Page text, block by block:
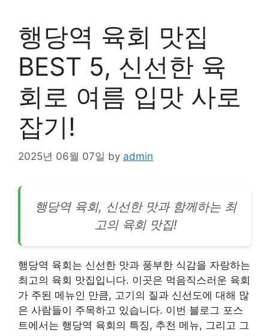
행당역 육회 맛집
BEST 5, 신선한 육
회로 여름 입맛 사로
잡기!
2025년 06월 07일 by admin
행당역 육회, 신선한 맛과 함께하는 최
고의 육회 맛집!
행당역 육회는 신선한 맛과 풍부한 식감을 자랑하는
최고의 육회 맛집입니다. 이곳은 먹음직스러운 육회
가 주된 메뉴인 만큼, 고기의 질과 신선도에 대해 많
은 사람들이 주목하고 있습니다. 이번 블로그 포스
트에서는 행당역 육회의 특징, 추천 메뉴, 그리고 그